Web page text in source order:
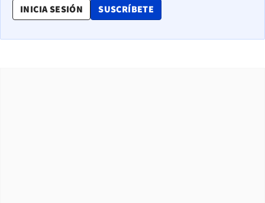
INICIA SESIÓN SUSCRÍBETE
OPENS IN NEW WINDOW